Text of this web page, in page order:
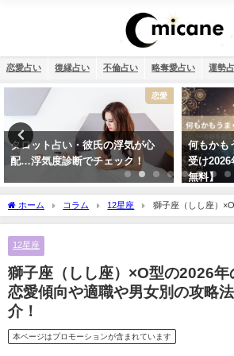
恋愛占い 復縁占い 不倫占い 略奪愛占い 運勢
おまじない
何もかもうまくいく強力開運待ち
受け2026年版【幸運待ち受け最強
タロット
る？彼氏
ます！
ホーム コラム 12星座
獅子座（しし座）
恋愛傾向や適職や男女別の攻略法や芸能人まで紹介！
12星座
獅子座（しし座）×O型の2026年
恋愛傾向や適職や男女別の攻略
介！
本ページはプロモーションが含まれています